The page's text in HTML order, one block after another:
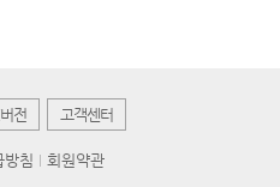
전 고객센터
방침 회원약관